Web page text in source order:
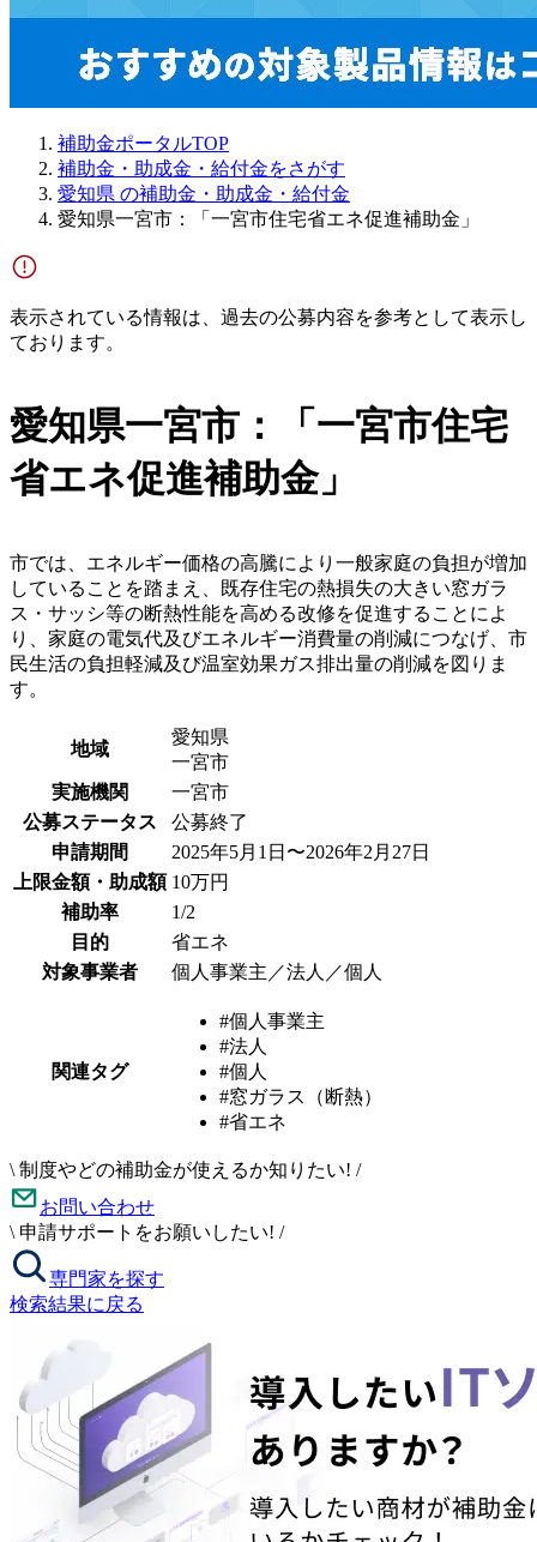
補助金ポータルTOP
補助金・助成金・給付金をさがす
愛知県 の補助金・助成金・給付金
愛知県一宮市：「一宮市住宅省エネ促進補助金」
表示されている情報は、過去の公募内容を参考として表示し
ております。
愛知県一宮市：「一宮市住宅
省エネ促進補助金」
市では、エネルギー価格の高騰により一般家庭の負担が増加
していることを踏まえ、既存住宅の熱損失の大きい窓ガラ
ス・サッシ等の断熱性能を高める改修を促進することによ
り、家庭の電気代及びエネルギー消費量の削減につなげ、市
民生活の負担軽減及び温室効果ガス排出量の削減を図りま
す。
地域
愛知県
一宮市
実施機関
一宮市
公募ステータス
公募終了
申請期間
2025年5月1日〜2026年2月27日
上限金額・助成額 10万円
補助率
1/2
目的
省エネ
対象事業者
個人事業主／法人／個人
関連タグ
#個人事業主
#法人
#個人
#窓ガラス（断熱）
#省エネ
\ 制度やどの補助金が使えるか知りたい! /
お問い合わせ
\ 申請サポートをお願いしたい! /
専門家を探す
検索結果に戻る